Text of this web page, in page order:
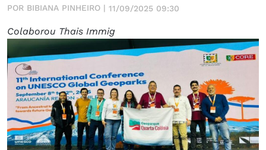
POR BIBIANA PINHEIRO | 11/09/2025 09:30
Colaborou Thais Immig